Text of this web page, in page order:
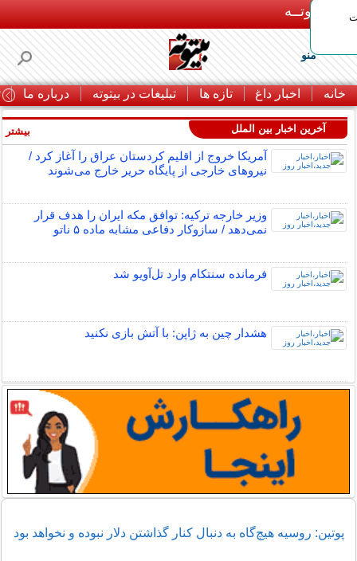
بـیتوتــه
منو
خانه اخبار داغ تازه ها تبلیغات در بیتوته درباره ما
آخرین اخبار بین الملل
آمریکا خروج از اقلیم کردستان عراق را آغاز کرد /
نیروهای خارجی از پایگاه حریر خارج می‌شوند
وزیر خارجه ترکیه: توافق مکه ایران را هدف قرار
نمی‌دهد / سازوکار دفاعی مشابه ماده ۵ ناتو
فرمانده سنتکام وارد تل‌آویو شد
هشدار چین به ژاپن: با آتش بازی نکنید
بیشتر
پوتین: روسیه هیچ‌گاه به دنبال کنار گذاشتن دلار نبوده و نخواهد بود